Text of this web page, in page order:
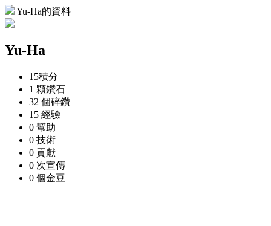
Yu-Ha的資料
Yu-Ha
15積分
1 顆鑽石
32 個碎鑽
15 經驗
0 幫助
0 技術
0 貢獻
0 次宣傳
0 個金豆